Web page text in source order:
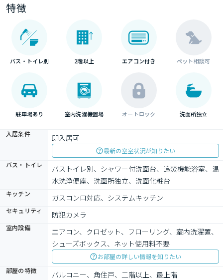
特徴
バス・トイレ別 2階以上 エアコン付き ペット相談可
駐車場あり 室内洗濯機置場 オートロック 洗面所独立
入居条件 即入居可
最新の空室状況が知りたい
バス・トイレ
バストイレ別、シャワー付洗面台、追焚機能浴室、温
水洗浄便座、洗面所独立、洗面化粧台
キッチン ガスコンロ対応、システムキッチン
セキュリティ 防犯カメラ
室内設備
エアコン、クロゼット、フローリング、室内洗濯置、
シューズボックス、ネット使用料不要
お部屋の詳しい情報を知りたい
部屋の特徴
バルコニー、角住戸、二階以上、最上階